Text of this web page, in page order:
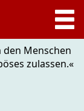
Menschen
zulassen.«